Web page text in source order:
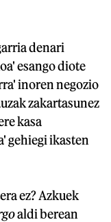
denari
esango diote
inoren negozio
zakartasunez
kasa
gehiegi ikasten
ez? Azkuek
aldi berean